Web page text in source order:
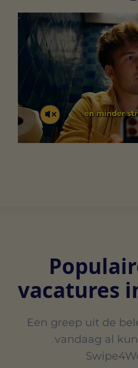
vacatures
Een greep uit de
vandaag al